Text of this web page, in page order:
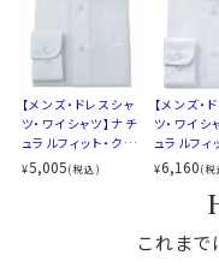
S-37～LL-43・3L-45･
LL-90cm・全１２サイ
スポット商品につき再
ださい。
50911
60701s
ポケット
ポケットあり
織柄無地
カフス
ラウンドカット
アジャスタブ
コンバーチブ
衿高
前3.0cm 後
S-37～LL-
トールM-88
ナチュラルフ
【メンズ・ドレスシャ
ツ・ワイシャツ】ナチ
ュラルフィット・クー
ルマックス・ドライ・
形態安定・ホリゾン
¥5,005(税込)
【メンズ・
ツ・ワイシ
ュラルフィ
ルマックス
ーズン・ド
安定・オ
ド・ホリゾ
ー・カッタ
¥6,160(税
これま